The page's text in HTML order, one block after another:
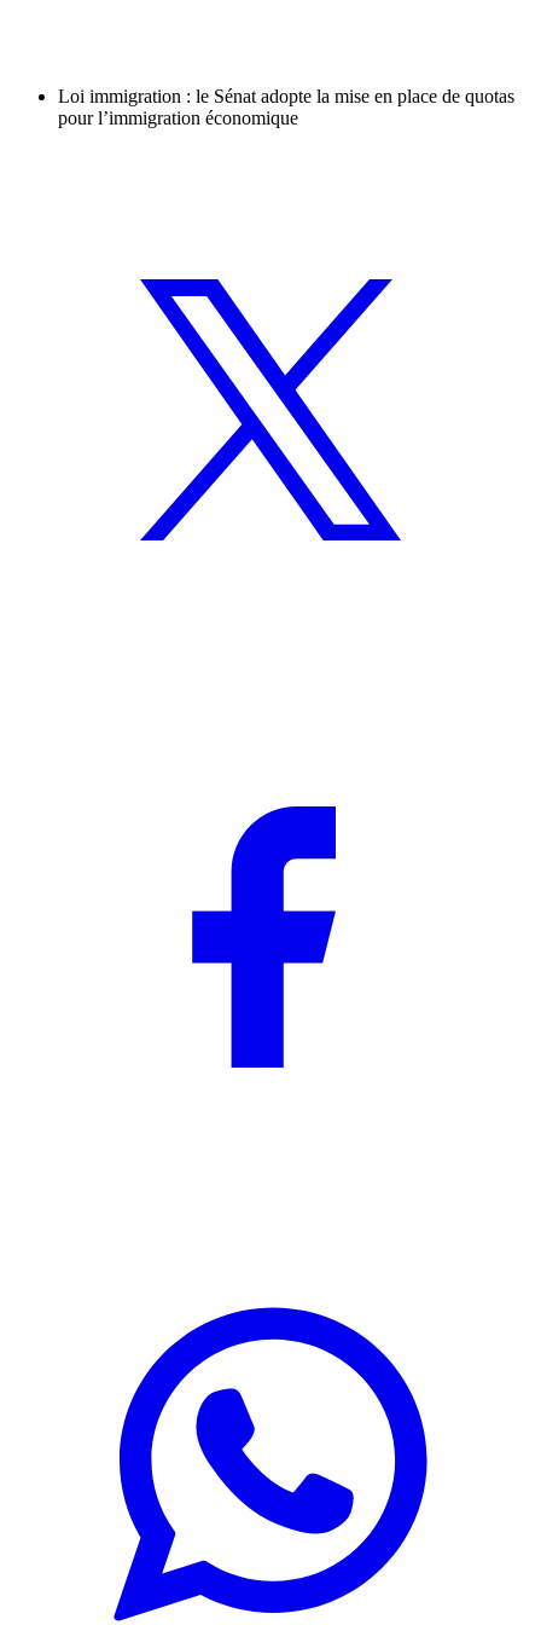
Loi immigration : le Sénat adopte la mise en place de quotas
pour l’immigration économique